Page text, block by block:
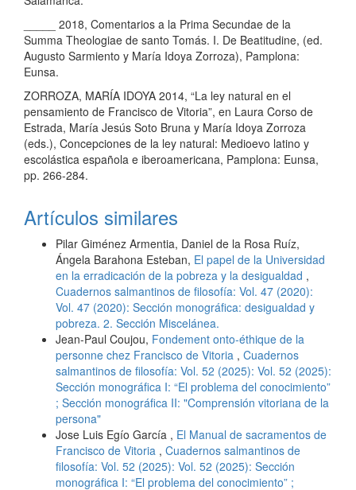
_____ 2018, Comentarios a la Prima Secundae de la
Summa Theologiae de santo Tomás. I. De Beatitudine, (ed.
Augusto Sarmiento y María Idoya Zorroza), Pamplona:
Eunsa.
ZORROZA, MARÍA IDOYA 2014, “La ley natural en el
pensamiento de Francisco de Vitoria”, en Laura Corso de
Estrada, María Jesús Soto Bruna y María Idoya Zorroza
(eds.), Concepciones de la ley natural: Medioevo latino y
escolástica española e iberoamericana, Pamplona: Eunsa,
pp. 266-284.
Artículos similares
Pilar Giménez Armentia, Daniel de la Rosa Ruíz,
Ángela Barahona Esteban, El papel de la Universidad
en la erradicación de la pobreza y la desigualdad ,
Cuadernos salmantinos de filosofía: Vol. 47 (2020):
Vol. 47 (2020): Sección monográfica: desigualdad y
pobreza. 2. Sección Miscelánea.
Jean-Paul Coujou, Fondement onto-éthique de la
personne chez Francisco de Vitoria , Cuadernos
salmantinos de filosofía: Vol. 52 (2025): Vol. 52 (2025):
Sección monográfica I: “El problema del conocimiento”
; Sección monográfica II: "Comprensión vitoriana de la
persona"
Jose Luis Egío García , El Manual de sacramentos de
Francisco de Vitoria , Cuadernos salmantinos de
filosofía: Vol. 52 (2025): Vol. 52 (2025): Sección
monográfica I: “El problema del conocimiento” ;